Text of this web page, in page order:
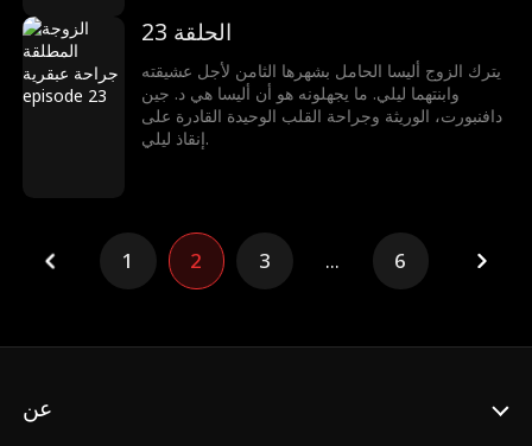
الحلقة 23
يترك الزوج أليسا الحامل بشهرها الثامن لأجل عشيقته
وابنتهما ليلي. ما يجهلونه هو أن أليسا هي د. جين
دافنبورت، الوريثة وجراحة القلب الوحيدة القادرة على
إنقاذ ليلي.
1 2 3 ... 6
عن